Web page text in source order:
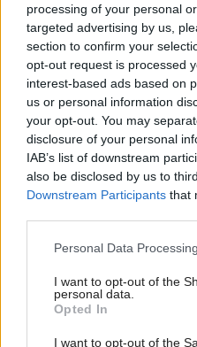
processing of your personal
targeted advertising by us,
section to confirm your
opt-out request is processed
interest-based ads based on
us or personal information
your opt-out. You may
disclosure of your personal
IAB’s list of downstream
also be disclosed by us to
Downstream Participants that
Please note that this website/
not limited to your visit or
grant or deny consent to
use your data for below
consent section.
Personal Data
I want to opt-out of the
personal data.
Opted In
I want to opt-out of the
Pridajte túto surovinu
hladšie a pevnejšie.
naše babičky
Kedysi boli veľkým
vyhnite. Týchto 7 vecí
zastaralou
Inšpirácie